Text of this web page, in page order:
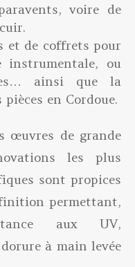
voire de
et de coffrets pour
ou
ainsi que la
en Cordoue.
œuvres de grande
les plus
sont propices
permettant,
aux UV,
à main levée